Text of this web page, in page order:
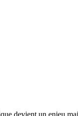
devient un enjeu